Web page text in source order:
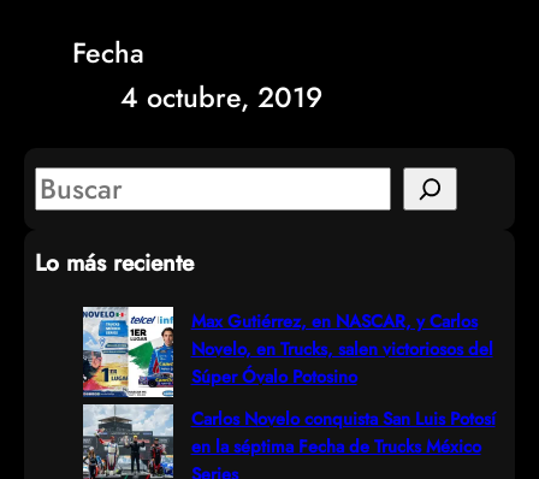
Fecha
4 octubre, 2019
S
a
Lo más reciente
Max Gutiérrez, en NASCAR, y Carlos
Novelo, en Trucks, salen victoriosos del
Súper Óvalo Potosino
Carlos Novelo conquista San Luis Potosí
en la séptima Fecha de Trucks México
Series